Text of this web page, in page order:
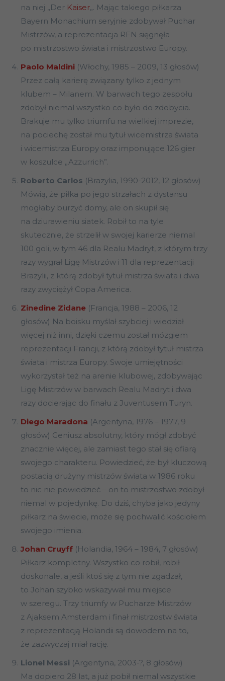
na niej „Der Kaiser„. Mając takiego piłkarza
Bayern Monachium seryjnie zdobywał Puchar
Mistrzów, a reprezentacja RFN sięgnęła
po mistrzostwo świata i mistrzostwo Europy.
Paolo Maldini (Włochy, 1985 – 2009, 13 głosów)
Przez całą karierę związany tylko z jednym
klubem – Milanem. W barwach tego zespołu
zdobył niemal wszystko co było do zdobycia.
Brakuje mu tylko triumfu na wielkiej imprezie,
na pociechę został mu tytuł wicemistrza świata
i wicemistrza Europy oraz imponujące 126 gier
w koszulce „Azzurrich”.
Roberto Carlos (Brazylia, 1990-2012, 12 głosów)
Mówią, że piłka po jego strzałach z dystansu
mogłaby burzyć domy, ale on skupił się
na dziurawieniu siatek. Robił to na tyle
skutecznie, że strzelił w swojej karierze niemal
100 goli, w tym 46 dla Realu Madryt, z którym trzy
razy wygrał Ligę Mistrzów i 11 dla reprezentacji
Brazylii, z którą zdobył tytuł mistrza świata i dwa
razy zwyciężył Copa America.
Zinedine Zidane (Francja, 1988 – 2006, 12
głosów) Na boisku myślał szybciej i wiedział
więcej niż inni, dzięki czemu został mózgiem
reprezentacji Francji, z którą zdobył tytuł mistrza
świata i mistrza Europy. Swoje umiejętności
wykorzystał też na arenie klubowej, zdobywając
Ligę Mistrzów w barwach Realu Madryt i dwa
razy docierając do finału z Juventusem Turyn.
Diego Maradona (Argentyna, 1976 – 1977, 9
głosów) Geniusz absolutny, który mógł zdobyć
znacznie więcej, ale zamiast tego stał się ofiarą
swojego charakteru. Powiedzieć, że był kluczową
postacią drużyny mistrzów świata w 1986 roku
to nic nie powiedzieć – on to mistrzostwo zdobył
niemal w pojedynkę. Do dziś, chyba jako jedyny
piłkarz na świecie, może się pochwalić kościołem
swojego imienia.
Johan Cruyff (Holandia, 1964 – 1984, 7 głosów)
Piłkarz kompletny. Wszystko co robił, robił
doskonale, a jeśli ktoś się z tym nie zgadzał,
to Johan szybko wskazywał mu miejsce
w szeregu. Trzy triumfy w Pucharze Mistrzów
z Ajaksem Amsterdam i finał mistrzostw świata
z reprezentacją Holandii są dowodem na to,
że zazwyczaj miał rację.
Lionel Messi (Argentyna, 2003-?, 8 głosów)
Ma dopiero 28 lat, a już pobił niemal wszystkie